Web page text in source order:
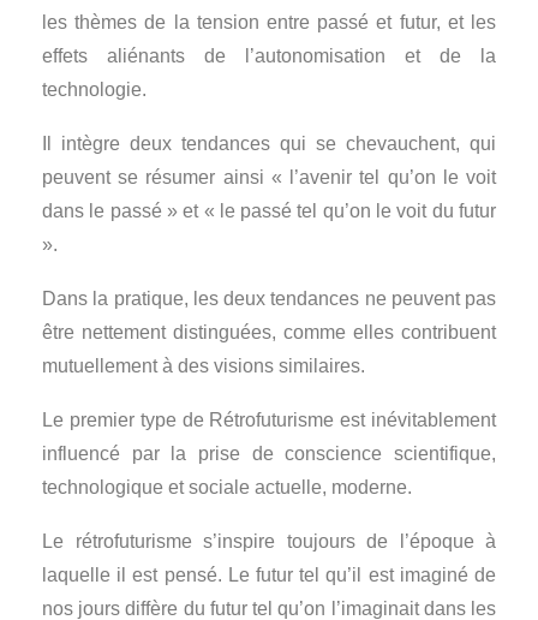
les thèmes de la tension entre passé et futur, et les
effets aliénants de l’autonomisation et de la
technologie.
Il intègre deux tendances qui se chevauchent, qui
peuvent se résumer ainsi « l’avenir tel qu’on le voit
dans le passé » et « le passé tel qu’on le voit du futur
».
Dans la pratique, les deux tendances ne peuvent pas
être nettement distinguées, comme elles contribuent
mutuellement à des visions similaires.
Le premier type de Rétrofuturisme est inévitablement
influencé par la prise de conscience scientifique,
technologique et sociale actuelle, moderne.
Le rétrofuturisme s’inspire toujours de l’époque à
laquelle il est pensé. Le futur tel qu’il est imaginé de
nos jours diffère du futur tel qu’on l’imaginait dans les